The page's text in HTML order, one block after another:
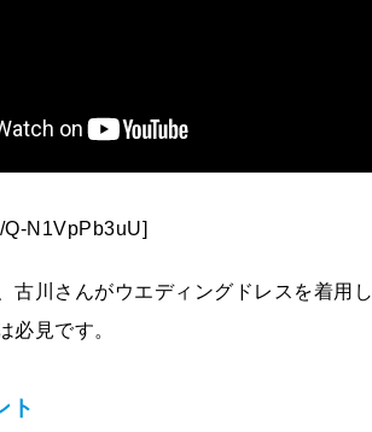
N1VpPb3uU]
古川さんがウエディングドレスを着用
必見です。
ト